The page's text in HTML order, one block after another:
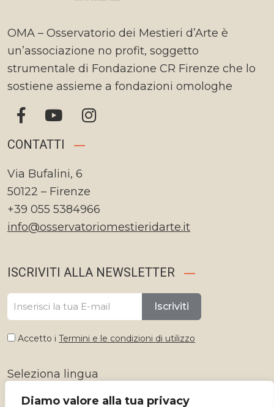
Diamo valore alla tua privacy
OMA – Osservatorio dei Mestieri d’Arte è
un’associazione no profit, soggetto
strumentale di Fondazione CR Firenze che lo
sostiene assieme a fondazioni omologhe
CONTATTI
Via Bufalini, 6
50122 – Firenze
+39 055 5384966
info@osservatoriomestieridarte.it
ISCRIVITI ALLA NEWSLETTER
Iscriviti
Accetto i Termini e le condizioni di utilizzo
Seleziona lingua